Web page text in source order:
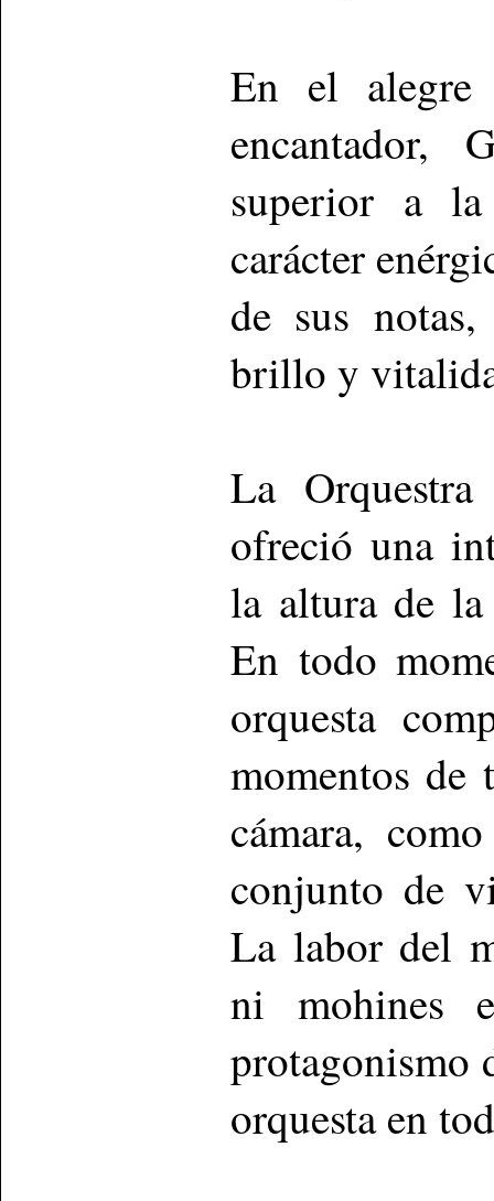
En el alegre
encantador,
superior a
carácter
de sus
brillo y
La
ofreció una
la altura de la
En todo
orquesta
momentos de
cámara,
conjunto de
La labor del
ni mohines
protagonismo
orquesta en